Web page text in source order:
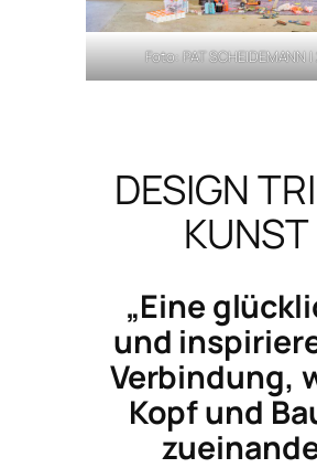
Foto: PAT SCHEIDEMANN
DESIGN
KUNST
„Eine
und
Verbindung,
Kopf und